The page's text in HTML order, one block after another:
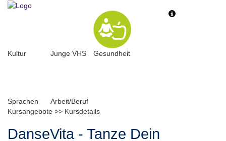
Toggle
Kultur Junge VHS Gesundheit
Sprachen
Arbeit/Beruf
Kursangebote >> Kursdetails
DanseVita - Tanze Dein